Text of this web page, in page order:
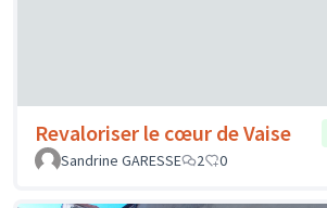
Revaloriser le cœur de Vaise
Sandrine GARESSE
2 0